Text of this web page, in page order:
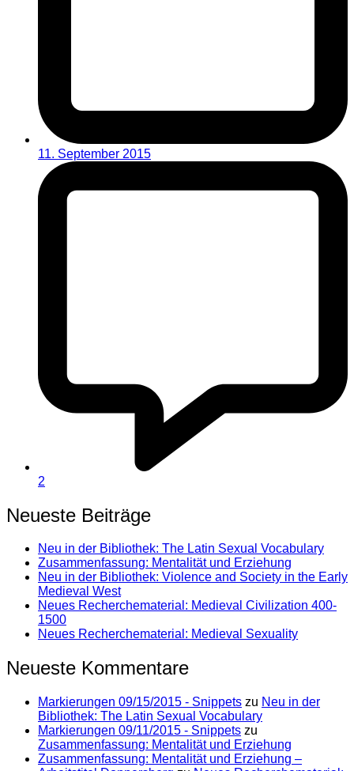
11. September 2015
2
Neueste Beiträge
Neu in der Bibliothek: The Latin Sexual Vocabulary
Zusammenfassung: Mentalität und Erziehung
Neu in der Bibliothek: Violence and Society in the Early
Medieval West
Neues Recherchematerial: Medieval Civilization 400-
1500
Neues Recherchematerial: Medieval Sexuality
Neueste Kommentare
Markierungen 09/15/2015 - Snippets zu Neu in der
Bibliothek: The Latin Sexual Vocabulary
Markierungen 09/11/2015 - Snippets zu
Zusammenfassung: Mentalität und Erziehung
Zusammenfassung: Mentalität und Erziehung –